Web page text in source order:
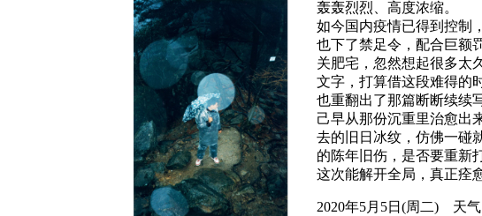
轰轰烈烈、高度浓缩。
如今国内疫情已得到控制
也下了禁足令，配合巨额
关肥宅，忽然想起很多太
文字，打算借这段难得的
也重翻出了那篇断断续续
己早从那份沉重里治愈出
去的旧日冰纹，仿佛一碰
的陈年旧伤，是否要重
这次能解开全局，真正痊
2020年5月5日(周二) 天